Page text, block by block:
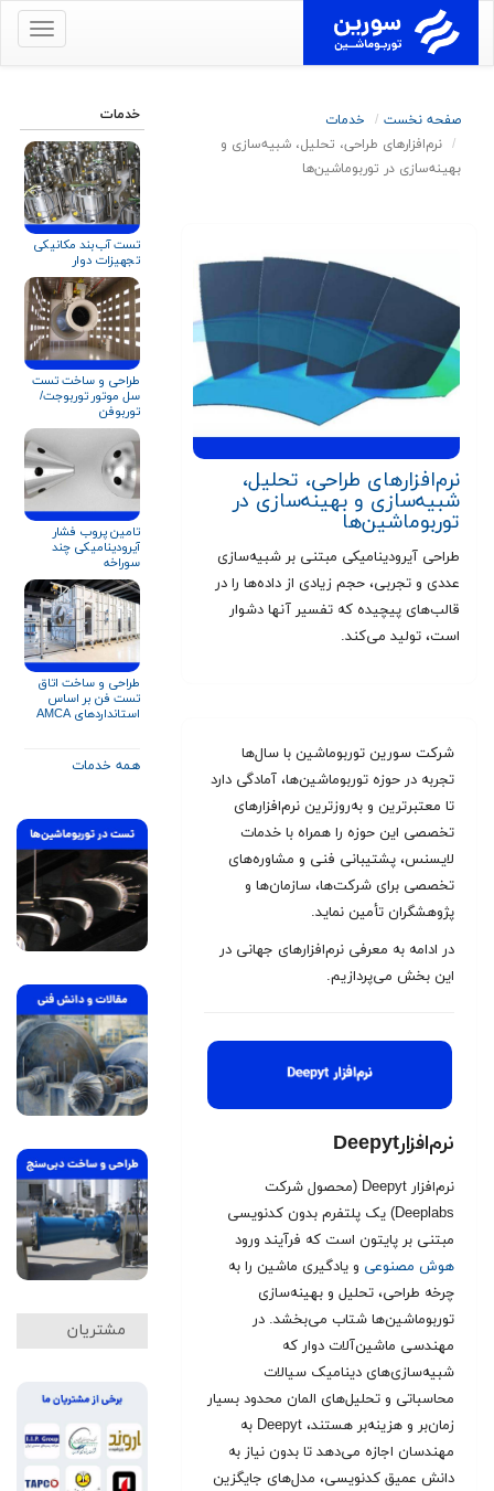
برای
کنید
صفحه نخست
خدمات
نرم‌افزارهای طراحی، تحلیل، شبیه‌سازی و
بهینه‌سازی در توربوماشین‌ها
نرم‌افزارهای طراحی، تحلیل،
شبیه‌سازی و بهینه‌سازی در
توربوماشین‌ها
طراحی آیرودینامیکی مبتنی بر شبیه‌سازی
عددی و تجربی، حجم زیادی از داده‌ها را در
قالب‌های پیچیده که تفسیر آنها دشوار
است، تولید می‌کند.
شرکت سورین توربوماشین با سال‌ها
تجربه در حوزه توربوماشین‌ها، آمادگی دارد
تا معتبرترین و به‌روزترین نرم‌افزارهای
تخصصی این حوزه را همراه با خدمات
لایسنس، پشتیبانی فنی و مشاوره‌های
تخصصی برای شرکت‌ها، سازمان‌ها و
پژوهشگران تأمین نماید.
در ادامه به معرفی نرم‌افزارهای جهانی در
این بخش می‌پردازیم.
نرم‌افزارDeepyt
نرم‌افزار Deepyt (محصول شرکت
Deeplabs) یک پلتفرم بدون کدنویسی
مبتنی بر پایتون است که فرآیند ورود
هوش مصنوعی و یادگیری ماشین را به
چرخه طراحی، تحلیل و بهینه‌سازی
توربوماشین‌ها شتاب می‌بخشد. در
مهندسی ماشین‌آلات دوار که
شبیه‌سازی‌های دینامیک سیالات
محاسباتی و تحلیل‌های المان محدود بسیار
زمان‌بر و هزینه‌بر هستند، Deepyt به
مهندسان اجازه می‌دهد تا بدون نیاز به
دانش عمیق کدنویسی، مدل‌های جایگزین
خدمات
تست آب‌بند مکانیکی
تجهیزات دوار
طراحی و ساخت تست
سل موتور توربوجت/
توربوفن
تامین پروب فشار
آیرودینامیکی چند
سوراخه
طراحی و ساخت اتاق
تست فن بر اساس
استانداردهای AMCA
همه خدمات
مشتریان